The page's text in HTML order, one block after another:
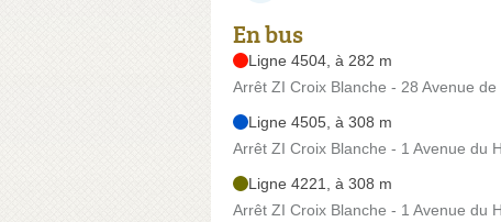
En bus
Ligne 4504, à 282 m
Arrêt ZI Croix Blanche - 28 Avenue de
Ligne 4505, à 308 m
Arrêt ZI Croix Blanche - 1 Avenue du
Ligne 4221, à 308 m
Arrêt ZI Croix Blanche - 1 Avenue du